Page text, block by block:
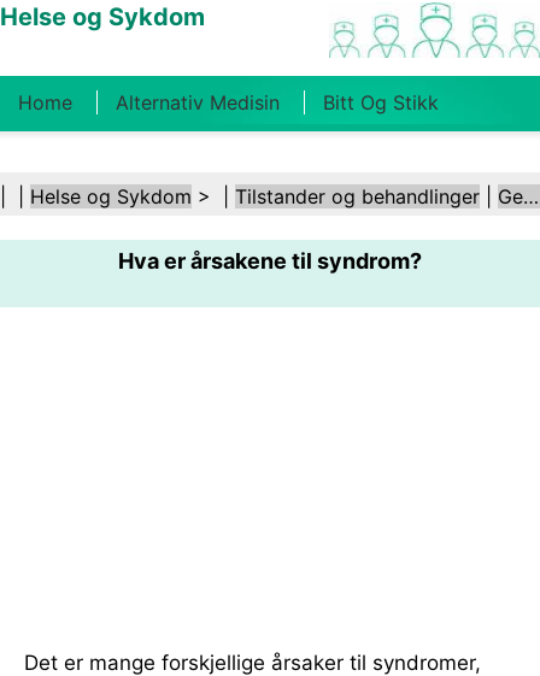
Helse og Sykdom
Home Alternativ Medisin Bitt Og Stikk
Kosthold Og Ernæring Familiehelse
Helsebransjen Psykisk Helse Folkehelse Og
Sikkerhet Kirurgi Og Prosedyrer Helse
Helse og Sykdom > | Tilstander og behandlinger Genetiske lidelser
Hva er årsakene til syndrom?
Det er mange forskjellige årsaker til syndromer,